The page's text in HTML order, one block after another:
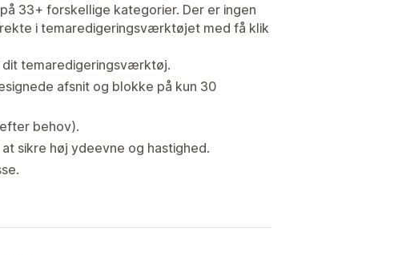
33+ forskellige kategorier. Der er ingen
i temaredigeringsværktøjet med få klik
dit temaredigeringsværktøj.
afsnit og blokke på kun 30
behov).
sikre høj ydeevne og hastighed.